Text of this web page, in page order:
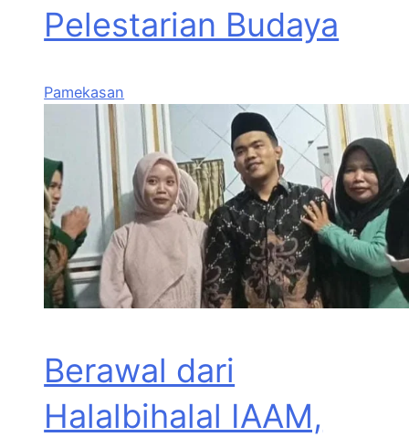
Pelestarian Budaya
Pamekasan
Berawal dari
Halalbihalal IAAM,